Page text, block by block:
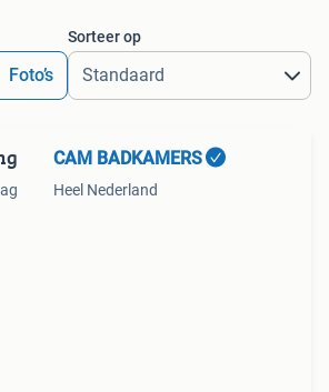
Foto’s
Sorteer op
CAM BADKAMERS
Heel Nederland